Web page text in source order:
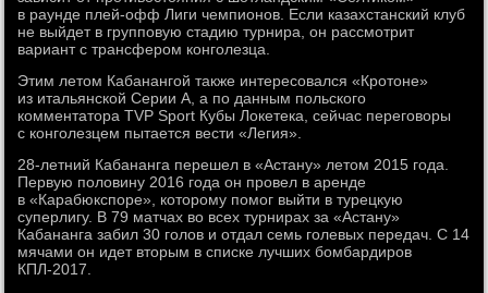
в раунде плей-офф Лиги чемпионов. Если казахстанский клуб
не выйдет в групповую стадию турнира, он рассмотрит
вариант с трансфером конголезца.
Этим летом Кабанангой также интересовался «Кротоне»
из итальянской Серии А, а по данным польского
комментатора TVP Sport Кубы Локетека, сейчас переговоры
с конголезцем пытается вести «Легия».
28-летний Кабананга перешел в «Астану» летом 2015 года.
Первую половину 2016 года он провел в аренде
в «Карабюкспоре», которому помог выйти в турецкую
суперлигу. В 79 матчах во всех турнирах за «Астану»
Кабананга забил 30 голов и отдал семь голевых передач. С 14
мячами он идет вторым в списке лучших бомбардиров
КПЛ-2017.